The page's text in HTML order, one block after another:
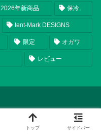
2026年新商品 保冷
tent-Mark DESIGNS
限定 オガワ
レビュー
トップ サイドバー